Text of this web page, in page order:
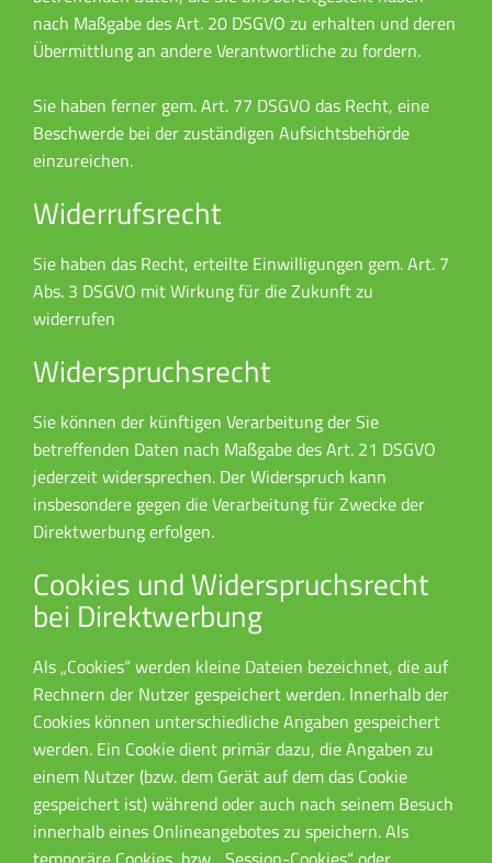
nach Maßgabe des Art. 20 DSGVO zu erhalten und deren
Übermittlung an andere Verantwortliche zu fordern.
Sie haben ferner gem. Art. 77 DSGVO das Recht, eine
Beschwerde bei der zuständigen Aufsichtsbehörde
einzureichen.
Widerrufsrecht
Sie haben das Recht, erteilte Einwilligungen gem. Art. 7
Abs. 3 DSGVO mit Wirkung für die Zukunft zu
widerrufen
Widerspruchsrecht
Sie können der künftigen Verarbeitung der Sie
betreffenden Daten nach Maßgabe des Art. 21 DSGVO
jederzeit widersprechen. Der Widerspruch kann
insbesondere gegen die Verarbeitung für Zwecke der
Direktwerbung erfolgen.
Cookies und Widerspruchsrecht
bei Direktwerbung
Als „Cookies“ werden kleine Dateien bezeichnet, die auf
Rechnern der Nutzer gespeichert werden. Innerhalb der
Cookies können unterschiedliche Angaben gespeichert
werden. Ein Cookie dient primär dazu, die Angaben zu
einem Nutzer (bzw. dem Gerät auf dem das Cookie
gespeichert ist) während oder auch nach seinem Besuch
innerhalb eines Onlineangebotes zu speichern. Als